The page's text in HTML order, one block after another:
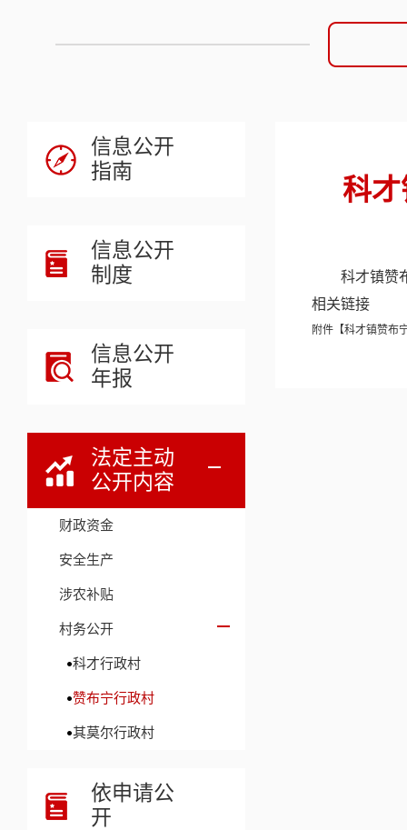
信息公开
指南
信息公开
制度
信息公开
年报
法定主动
公开内容
财政资金
安全生产
涉农补贴
村务公开
科才行政村
赞布宁行政村
其莫尔行政村
依申请公
开
科
科才镇赞
相关链接
附件【科才镇赞布